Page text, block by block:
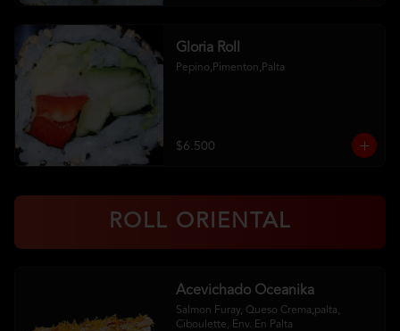
Gloria Roll
Pepino,Pimenton,Palta
$6.500
ROLL ORIENTAL
Acevichado Oceanika
Salmon Furay, Queso Crema,palta,
Ciboulette, Env. En Palta